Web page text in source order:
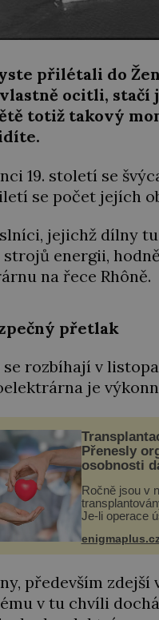
přilétali do
ocitli, stačí
totiž takový
19. století se
se počet jejích
jejichž dílny
strojů energii,
na řece Rhôně.
přetlak
rozbíhají v
je
Přenesly
osobnosti
Ročně jsou v
Je-li operace
své a pacient
plnohodnotný
enigmaplus.cz
především
v tu chvíli